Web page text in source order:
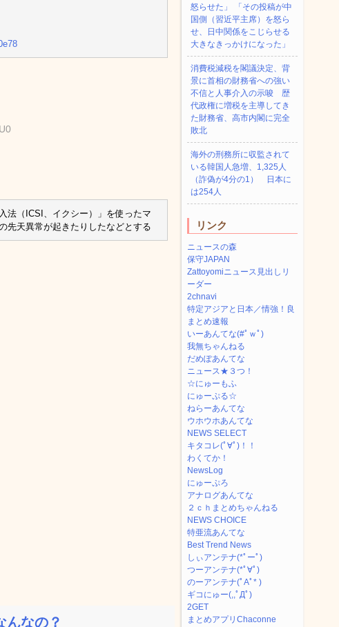
法（ICSI、イクシー）」を使ったマ
先天異常が起きたりしたなどとする
んなの？
怒らせた」 「その投稿が中
国側（習近平主席）を怒ら
せ、日中関係をこじらせる
大きなきっかけになった」
消費税減税を閣議決定、背
景に首相の財務省への強い
不信と人事介入の示唆 歴
代政権に増税を主導してき
た財務省、高市内閣に完全
敗北
海外の刑務所に収監されて
いる韓国人急増、1,325人
（詐偽が4分の1） 日本に
は254人
リンク
ニュースの森
保守JAPAN
Zattoyomiニュース見出しリ
ーダー
2chnavi
特定アジアと日本／情強！良
まとめ速報
いーあんてな(#ﾟｗﾟ)
我無ちゃんねる
だめぽあんてな
ニュース★３つ！
☆にゅーもふ
にゅーぷる☆
ねらーあんてな
ウホウホあんてな
NEWS SELECT
キタコレ(ﾟ∀ﾟ)！！
わくてか！
NewsLog
にゅーぷろ
アナログあんてな
２ｃｈまとめちゃんねる
NEWS CHOICE
特亜流あんてな
Best Trend News
しぃアンテナ(*ﾟーﾟ)
つーアンテナ(*ﾟ∀ﾟ)
のーアンテナ(ﾟAﾟ* )
ギコにゅー(,,ﾟДﾟ)
2GET
まとめアプリChaconne